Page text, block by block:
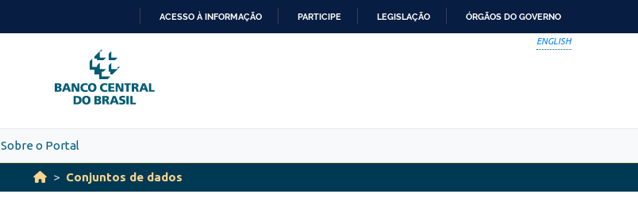
PARA
O
CONTEÚDO
ACESSO À INFORMAÇÃO PARTICIPE LEGISLAÇÃO ÓRGÃOS DO GOVERNO
ENGLISH
Sobre o Portal
Conjuntos de dados